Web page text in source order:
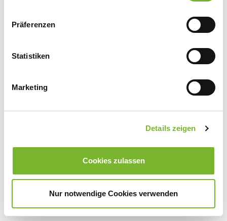
Präferenzen
Statistiken
Marketing
Details zeigen
Cookies zulassen
Nur notwendige Cookies verwenden
Datenschutz
dem obigen Online-Formular übermittelten persönlichen Daten